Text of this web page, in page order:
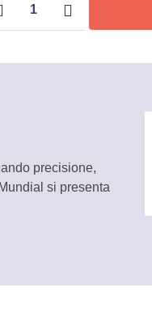
36,20
precisione,
si presenta